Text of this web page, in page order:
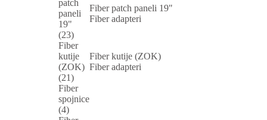
patch
paneli
19"
(23)
Fiber patch paneli 19"
Fiber adapteri
Fiber
kutije
(ZOK)
(21)
Fiber kutije (ZOK)
Fiber adapteri
Fiber
spojnice
(4)